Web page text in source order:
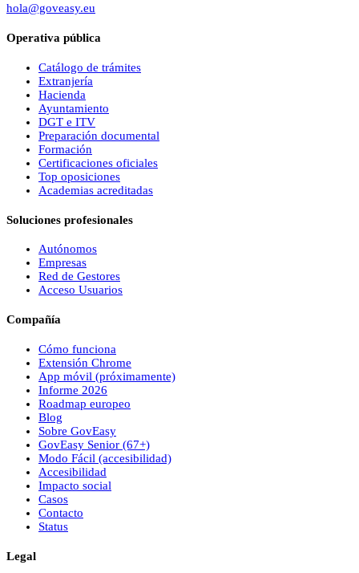
hola@goveasy.eu
Operativa pública
Catálogo de trámites
Extranjería
Hacienda
Ayuntamiento
DGT e ITV
Preparación documental
Formación
Certificaciones oficiales
Top oposiciones
Academias acreditadas
Soluciones profesionales
Autónomos
Empresas
Red de Gestores
Acceso Usuarios
Compañía
Cómo funciona
Extensión Chrome
App móvil (próximamente)
Informe 2026
Roadmap europeo
Blog
Sobre GovEasy
GovEasy Senior (67+)
Modo Fácil (accesibilidad)
Accesibilidad
Impacto social
Casos
Contacto
Status
Legal